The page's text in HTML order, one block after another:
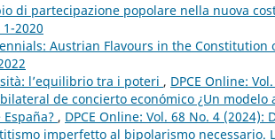
di partecipazione popolare nella nuova
2020
Austrian Flavours in the Constitution
l’equilibrio tra i poteri , DPCE Online:
de concierto económico ¿Un
, DPCE Online: Vol. 68 No. 4 (2024):
imperfetto al bipolarismo necessario.